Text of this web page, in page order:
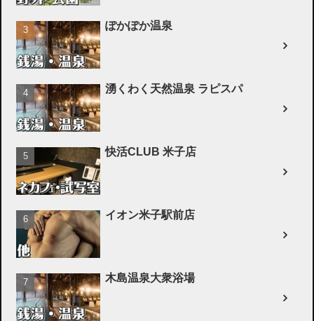
ぽかぽか温泉
湧くわく天然温泉 ラピスパ
快活CLUB 米子店
イオン米子駅前店
木島温泉大衆浴場